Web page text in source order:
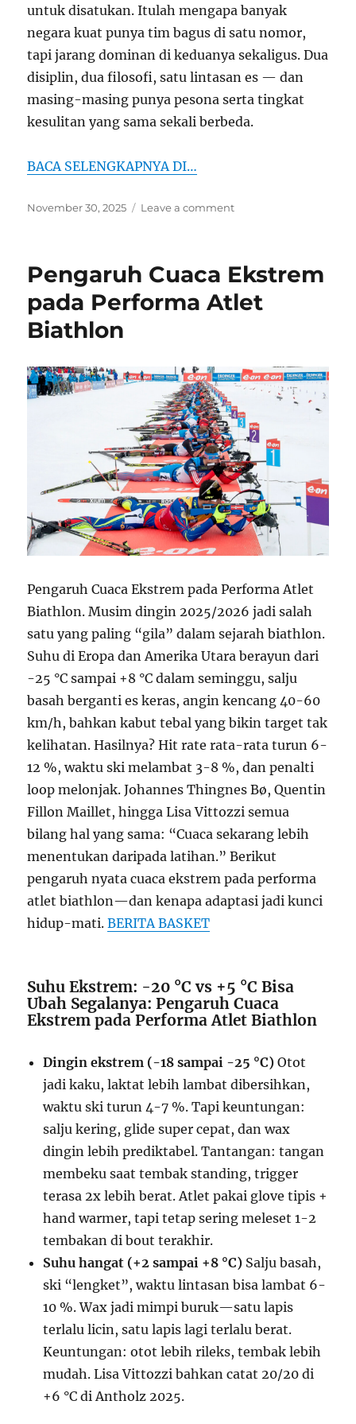
untuk disatukan. Itulah mengapa banyak
negara kuat punya tim bagus di satu nomor,
tapi jarang dominan di keduanya sekaligus. Dua
disiplin, dua filosofi, satu lintasan es — dan
masing-masing punya pesona serta tingkat
kesulitan yang sama sekali berbeda.
BACA SELENGKAPNYA DI…
Posted
November 30, 2025 Leave a commenton
Orang
dan
Empat
Pengaruh Cuaca Ekstrem
pada Performa Atlet
Biathlon
Pengaruh Cuaca Ekstrem pada Performa Atlet
Biathlon. Musim dingin 2025/2026 jadi salah
satu yang paling “gila” dalam sejarah biathlon.
Suhu di Eropa dan Amerika Utara berayun dari
-25 °C sampai +8 °C dalam seminggu, salju
basah berganti es keras, angin kencang 40-60
km/h, bahkan kabut tebal yang bikin target tak
kelihatan. Hasilnya? Hit rate rata-rata turun 6-
12 %, waktu ski melambat 3-8 %, dan penalti
loop melonjak. Johannes Thingnes Bø, Quentin
Fillon Maillet, hingga Lisa Vittozzi semua
bilang hal yang sama: “Cuaca sekarang lebih
menentukan daripada latihan.” Berikut
pengaruh nyata cuaca ekstrem pada performa
atlet biathlon—dan kenapa adaptasi jadi kunci
hidup-mati.BERITA BASKET
Suhu Ekstrem: -20 °C vs +5 °C Bisa
Ubah Segalanya: Pengaruh Cuaca
Ekstrem pada Performa Atlet Biathlon
Dingin ekstrem (-18 sampai -25 °C) Otot
jadi kaku, laktat lebih lambat dibersihkan,
waktu ski turun 4-7 %. Tapi keuntungan:
salju kering, glide super cepat, dan wax
dingin lebih prediktabel. Tantangan: tangan
membeku saat tembak standing, trigger
terasa 2x lebih berat. Atlet pakai glove tipis +
hand warmer, tapi tetap sering meleset 1-2
tembakan di bout terakhir.
Suhu hangat (+2 sampai +8 °C) Salju basah,
ski “lengket”, waktu lintasan bisa lambat 6-
10 %. Wax jadi mimpi buruk—satu lapis
terlalu licin, satu lapis lagi terlalu berat.
Keuntungan: otot lebih rileks, tembak lebih
mudah. Lisa Vittozzi bahkan catat 20/20 di
+6 °C di Antholz 2025.